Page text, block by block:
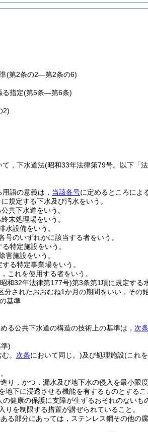
(第2条の2―第2条の6)
る指定(第5条―第6条)
2)
て，下水道法(昭和33年法律第79号。以下「
語の意義は， 当該各号に定めるところによ
規定する下水及び汚水をいう。
共下水道をいう。
末処理場をいう。
設備をいう。
のいずれかに該当する者をいう。
特定施設をいう。
施設をいう。
る特定事業場をいう。
れを使用する者をいう。
和32年法律第177号)第3条第1項に規定する
されたおおむね1か月の期間をいい，その
基準
る公共下水道の構造の技術上の基準は， 次条
)
。 次条において同じ。)及び処理施設(これ
り，かつ，漏水及び地下水の侵入を最小限
下に浸透させる機能を有するものとするこ
健康の保護に支障が生ずるおそれのないも
を制限する措置が講ぜられていること。
る部分にあっては，ステンレス鋼その他の